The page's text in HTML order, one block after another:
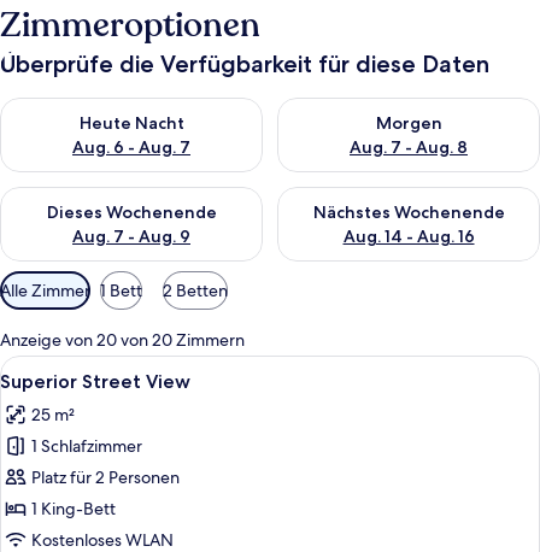
Zimmeroptionen
Überprüfe die Verfügbarkeit für diese Daten
Heute Nacht
Aug. 6 - Aug. 7
Überprüfe die Verfügbarkeit für heute Nacht, Aug. 6 - Aug. 7.
Morgen
Aug. 7 - Aug. 8
Überprüfe die Verfügbarkeit
Dieses Wochenende
Aug. 7 - Aug. 9
Überprüfe die Verfügbarkeit für dieses Wochenende, Aug. 7
Nächstes Wochenende
Aug. 14 - Aug. 16
Überprüfe die Verfügbarkeit
Verfügbare
Filter
für
Zimmer
Alle Zimmer 1 Bett 2 Betten
Anzeige von 20 von 20 Zimmern
Alle
Fotos
für
Superior
Street
View
anzeigen
Ein Hotelzimmer mit Bett,
9
Superior Street View
25 m²
1 Schlafzimmer
Platz für 2 Personen
1 King-Bett
Kostenloses WLAN